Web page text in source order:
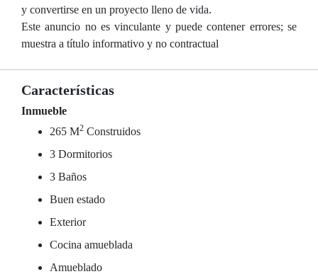
y convertirse en un proyecto lleno de vida.
Este anuncio no es vinculante y puede contener errores; se
muestra a título informativo y no contractual
Características
Inmueble
265 M2 Construidos
3 Dormitorios
3 Baños
Buen estado
Exterior
Cocina amueblada
Amueblado